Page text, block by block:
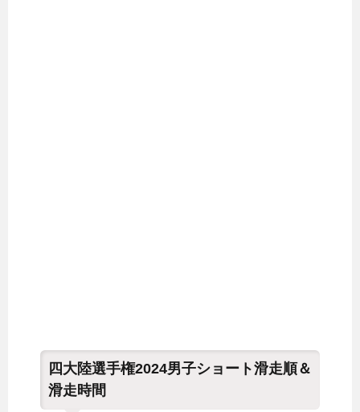
四大陸選手権2024男子ショート滑走順＆
滑走時間